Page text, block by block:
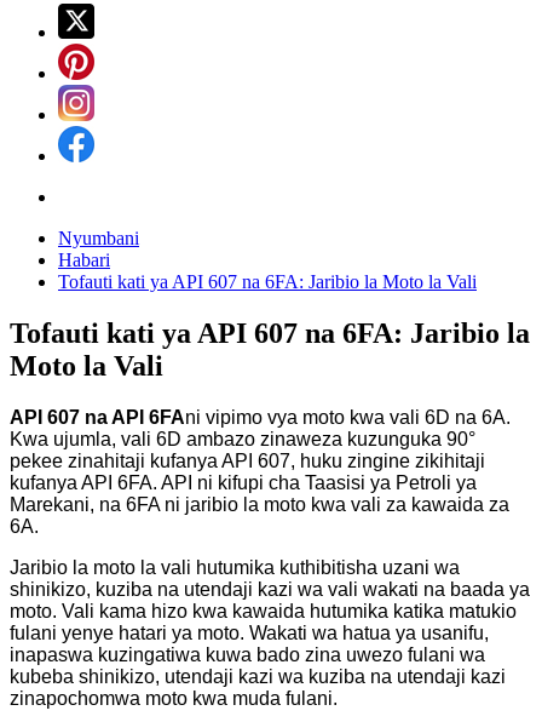
Nyumbani
Habari
Tofauti kati ya API 607 ​​​​na 6FA: Jaribio la Moto la Vali
Tofauti kati ya API 607 ​​​​na 6FA: Jaribio la
Moto la Vali
API 607 ​​​​na API 6FAni vipimo vya moto kwa vali 6D na 6A.
Kwa ujumla, vali 6D ambazo zinaweza kuzunguka 90°
pekee zinahitaji kufanya API 607, huku zingine zikihitaji
kufanya API 6FA. API ni kifupi cha Taasisi ya Petroli ya
Marekani, na 6FA ni jaribio la moto kwa vali za kawaida za
6A.
Jaribio la moto la vali hutumika kuthibitisha uzani wa
shinikizo, kuziba na utendaji kazi wa vali wakati na baada ya
moto. Vali kama hizo kwa kawaida hutumika katika matukio
fulani yenye hatari ya moto. Wakati wa hatua ya usanifu,
inapaswa kuzingatiwa kuwa bado zina uwezo fulani wa
kubeba shinikizo, utendaji kazi wa kuziba na utendaji kazi
zinapochomwa moto kwa muda fulani.